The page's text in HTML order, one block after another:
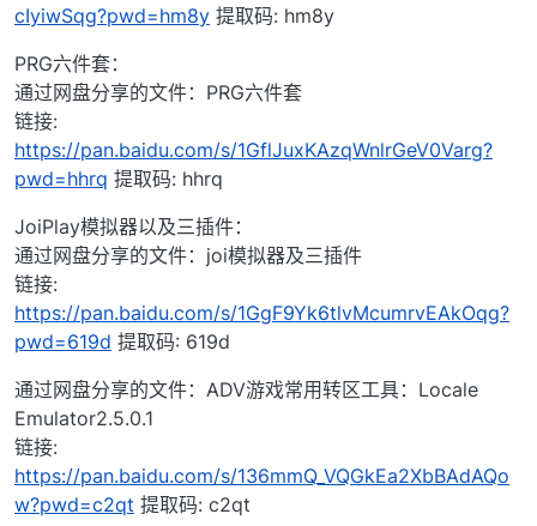
cIyiwSqg?pwd=hm8y 提取码: hm8y
PRG六件套：
通过网盘分享的文件：PRG六件套
链接:
https://pan.baidu.com/s/1GflJuxKAzqWnlrGeV0Varg?
pwd=hhrq 提取码: hhrq
JoiPlay模拟器以及三插件：
通过网盘分享的文件：joi模拟器及三插件
链接:
https://pan.baidu.com/s/1GgF9Yk6tlvMcumrvEAkOqg?
pwd=619d 提取码: 619d
通过网盘分享的文件：ADV游戏常用转区工具：Locale
Emulator2.5.0.1
链接:
https://pan.baidu.com/s/136mmQ_VQGkEa2XbBAdAQo
w?pwd=c2qt 提取码: c2qt